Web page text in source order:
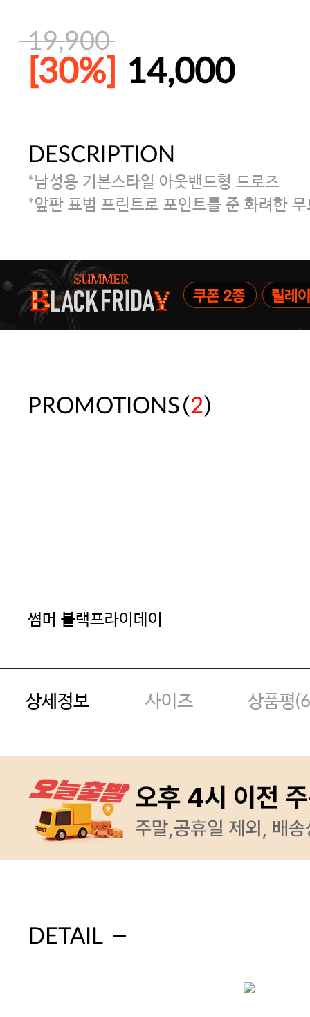
19,900
[30%] 14,000
주말특가 20%(8.7~8.9)/5만원 이
[썸머블프] 1만원 할인 쿠폰(8.1~31)
DESCRIPTION
*남성용 기본스타일 아웃밴드형 드로즈
*앞판 표범 프린트로 포인트를 준 화려한
PROMOTIONS(2)
썸머 블랙프라이데이
상세정보 사이즈 상품평(6
DETAIL